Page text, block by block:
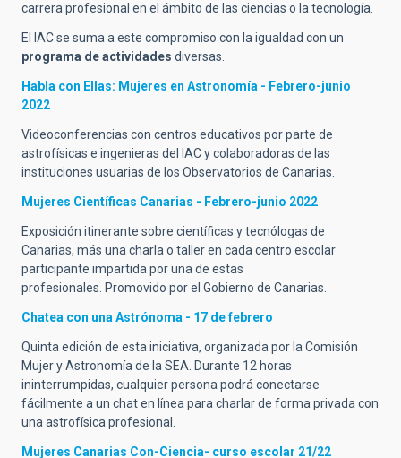
carrera profesional en el ámbito de las ciencias o la tecnología.
El IAC se suma a este compromiso con la igualdad con un
programa de actividades diversas.
Habla con Ellas: Mujeres en Astronomía - Febrero-junio
2022
Videoconferencias con centros educativos por parte de
astrofísicas e ingenieras del IAC y colaboradoras de las
instituciones usuarias de los Observatorios de Canarias.
Mujeres Científicas Canarias - Febrero-junio 2022
Exposición itinerante sobre científicas y tecnólogas de
Canarias, más una charla o taller en cada centro escolar
participante impartida por una de estas
profesionales. Promovido por el Gobierno de Canarias.
Chatea con una Astrónoma - 17 de febrero
Quinta edición de esta iniciativa, organizada por la Comisión
Mujer y Astronomía de la SEA. Durante 12 horas
ininterrumpidas, cualquier persona podrá conectarse
fácilmente a un chat en línea para charlar de forma privada con
una astrofísica profesional.
Mujeres Canarias Con-Ciencia- curso escolar 21/22